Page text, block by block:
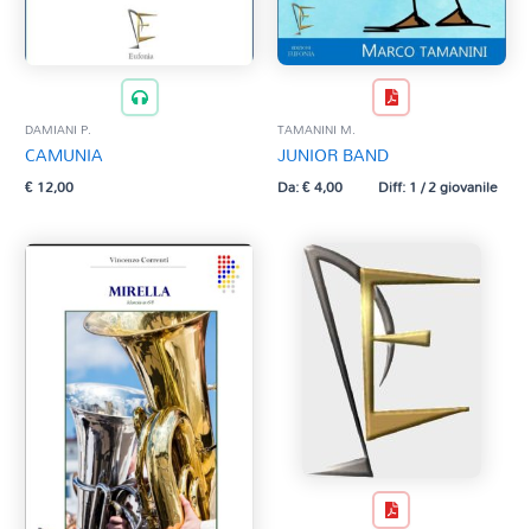
DAMIANI P.
CAMUNIA
€12,00
TAMANINI M.
JUNIOR BAND
Da:€4,00 Diff: 1 / 2 giovanile